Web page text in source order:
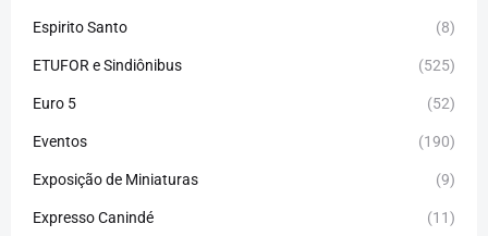
Espirito Santo (8)
ETUFOR e Sindiônibus (525)
Euro 5 (52)
Eventos (190)
Exposição de Miniaturas (9)
Expresso Canindé (11)